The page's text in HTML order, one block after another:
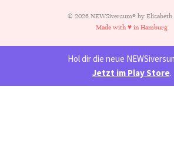
© 2026 NEWSiversum® by Elisabeth
Made with ♥ in Hamburg
Hol dir die neue
Jetzt im Play Store.